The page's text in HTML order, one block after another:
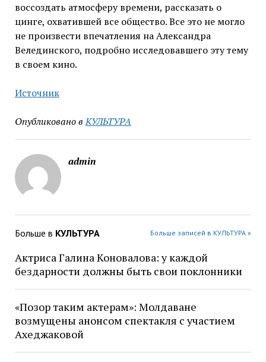
воссоздать атмосферу времени, рассказать о
цинге, охватившей все общество. Все это не могло
не произвести впечатления на Александра
Велединского, подробно исследовавшего эту тему
в своем кино.
Источник
Опубликовано в КУЛЬТУРА
admin
Больше в КУЛЬТУРА Больше записей в КУЛЬТУРА »
Актриса Галина Коновалова: у каждой
бездарности должны быть свои поклонники
«Позор таким актерам»: Молдаване
возмущены анонсом спектакля с участием
Ахеджаковой